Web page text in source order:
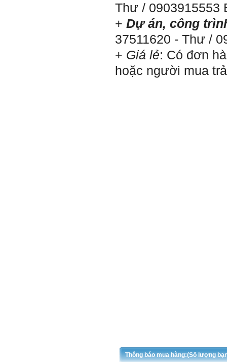
Thư / 0903915553
+ Dự án, công
37511620 - Thư /
+ Giá lẻ: Có đơn
hoặc người mua
Thông báo mua hàng:(Số lượng